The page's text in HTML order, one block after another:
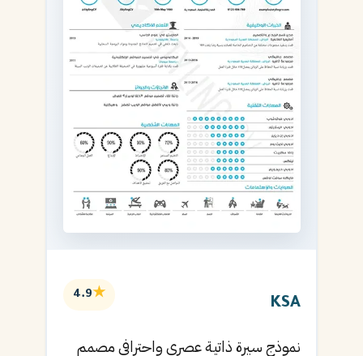
KSA
★
4.9
نموذج سيرة ذاتية عصري واحترافي مصمم